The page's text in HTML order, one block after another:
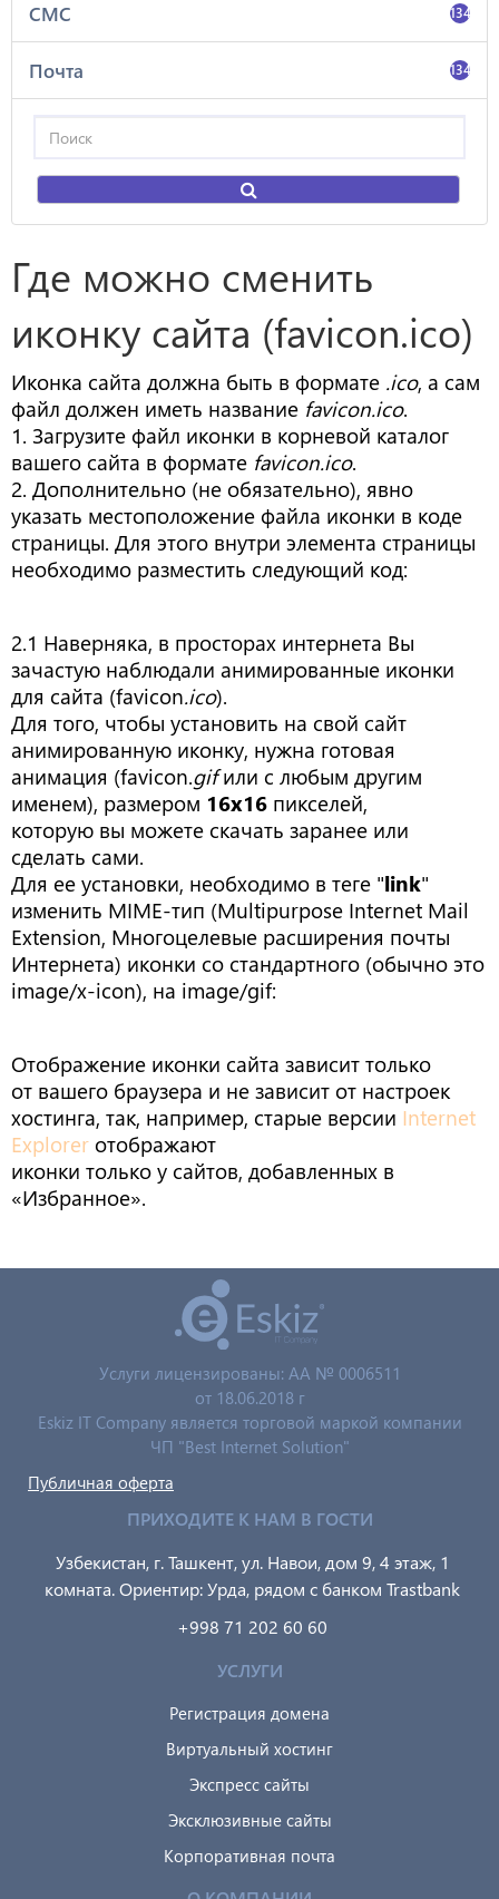
СМС 134
Почта 134
Где можно сменить
иконку сайта (favicon.ico)
Иконка сайта должна быть в формате .ico, а сам
файл должен иметь название favicon.ico.
1. Загрузите файл иконки в корневой каталог
вашего сайта в формате favicon.ico.
2. Дополнительно (не обязательно), явно
указать местоположение файла иконки в коде
страницы. Для этого внутри элемента страницы
необходимо разместить следующий код:
2.1 Наверняка, в просторах интернета Вы
зачастую наблюдали анимированные иконки
для сайта (favicon.ico).
Для того, чтобы установить на свой сайт
анимированную иконку, нужна готовая
анимация (favicon.gifили с любым другим
именем), размером 16х16 пикселей,
которую вы можете скачать заранее или
сделать сами.
Для ее установки, необходимо в теге "link"
изменить MIME-тип (Multipurpose Internet Mail
Extension, Многоцелевые расширения почты
Интернета) иконки со стандартного (обычно это
image/x-icon), на image/gif:
Отображение иконки сайта зависит только
от вашего браузера и не зависит от настроек
хостинга, так, например, старые версии Internet
Explorer отображают
иконки только у сайтов, добавленных в
«Избранное».
Услуги лицензированы: AA № 0006511
от 18.06.2018 г
Eskiz IT Company является торговой маркой компании
ЧП "Best Internet Solution"
Публичная оферта
ПРИХОДИТЕ К НАМ В ГОСТИ
Узбекистан, г. Ташкент, ул. Навои, дом 9, 4 этаж, 1
комната. Ориентир: Урда, рядом с банком Trastbank
+998 71 202 60 60
УСЛУГИ
Регистрация домена
Виртуальный хостинг
Экспресс сайты
Эксклюзивные сайты
Корпоративная почта